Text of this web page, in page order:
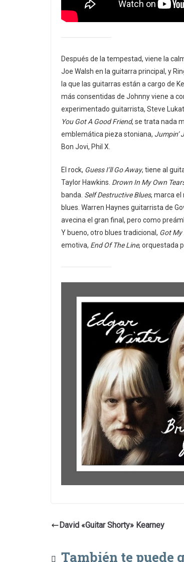
Después de la tempestad, viene la
Joe Walsh en la guitarra principal, y
la que las guitarras están a cargo de
más consentidas de Johnny viene a
experimentado guitarrista, Steve
You Got A Good Friend, se trata nada
emblemática pieza stoniana, Jumpin’
Bon Jovi, Phil X.
El rock, Guess I’ll Go Away, tiene al
Taylor Hawkins. Drown In My Own
banda. Self Destructive Blues, marca el
blues. Warren Haynes guitarrista de
avecina el gran final, pero como
Y bueno, otro blues tradicional, Got My
emotiva, End Of The Line, orquestada
David «Guitar Shorty» Kearney
También te puede